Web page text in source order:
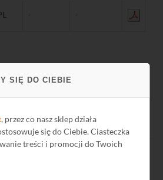
SIĘ DO CIEBIE
, przez co nasz sklep działa
się do Ciebie. Ciasteczka
treści i promocji do Twoich
- -